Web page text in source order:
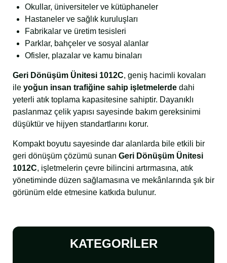
KATEGORILER
Okullar, üniversiteler ve kütüphaneler
Hastaneler ve sağlık kuruluşları
Fabrikalar ve üretim tesisleri
Parklar, bahçeler ve sosyal alanlar
Ofisler, plazalar ve kamu binaları
Geri Dönüşüm Ünitesi 1012C, geniş hacimli kovaları
ile yoğun insan trafiğine sahip işletmelerde dahi
yeterli atık toplama kapasitesine sahiptir. Dayanıklı
paslanmaz çelik yapısı sayesinde bakım gereksinimi
düşüktür ve hijyen standartlarını korur.
Kompakt boyutu sayesinde dar alanlarda bile etkili bir
geri dönüşüm çözümü sunan Geri Dönüşüm Ünitesi
1012C, işletmelerin çevre bilincini artırmasına, atık
yönetiminde düzen sağlamasına ve mekânlarında şık bir
görünüm elde etmesine katkıda bulunur.